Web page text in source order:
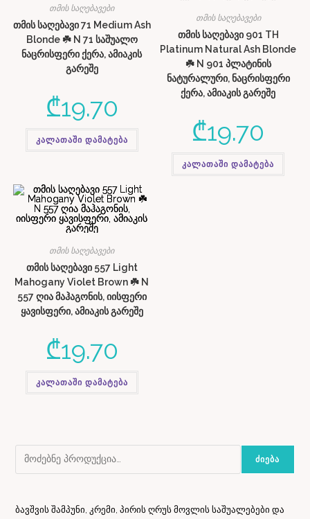
თმის საღებავები
თმის საღებავი 71 Medium Ash
Blonde ☘️ N 71 საშუალო
ნაცრისფერი ქერა, ამიაკის
გარეშე
₾19.70
კალათაში დამატება
თმის საღებავები
თმის საღებავი 901 TH
Platinum Natural Ash Blonde
☘️ N 901 პლატინის
ნატურალური, ნაცრისფერი
ქერა, ამიაკის გარეშე
₾19.70
კალათაში დამატება
თმის საღებავები
თმის საღებავი 557 Light
Mahogany Violet Brown ☘️ N
557 ღია მაჰაგონის, იისფერი
ყავისფერი, ამიაკის გარეშე
₾19.70
კალათაში დამატება
ᲫᲘᲔᲑᲐ
ბავშვის შამპუნი, კრემი, პირის ღრუს მოვლის საშუალებები და